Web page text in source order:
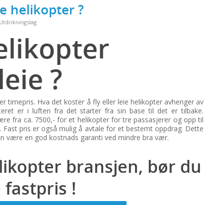
helikopter ?
Utdrikningslag
?
timepris. Hva det koster å fly eller leie helikopter avhenger av
er i luften fra det starter fra sin base til det er tilbake.
fra ca. 7500,- for et helikopter for tre passasjerer og opp til
pris er også mulig å avtale for et bestemt oppdrag. Dette
være en god kostnads garanti ved mindre bra vær.
bransjen, bør du
fastpris !